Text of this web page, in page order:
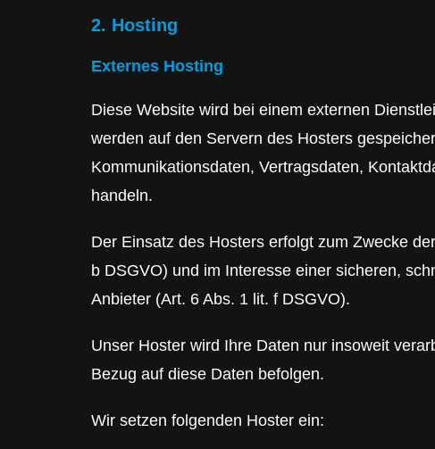
2. Hosting
Externes Hosting
Diese Website wird bei einem externen
werden auf den Servern des Hosters
Kommunikationsdaten, Vertragsdaten,
handeln.
Der Einsatz des Hosters erfolgt zum Zwecke
b DSGVO) und im Interesse einer sicheren,
Anbieter (Art. 6 Abs. 1 lit. f DSGVO).
Unser Hoster wird Ihre Daten nur insoweit
Bezug auf diese Daten befolgen.
Wir setzen folgenden Hoster ein: